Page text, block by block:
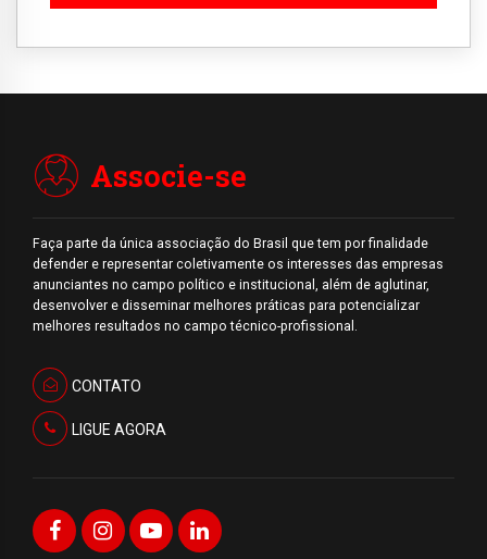
Associe-se
Faça parte da única associação do Brasil que tem por finalidade
defender e representar coletivamente os interesses das empresas
anunciantes no campo político e institucional, além de aglutinar,
desenvolver e disseminar melhores práticas para potencializar
melhores resultados no campo técnico-profissional.
CONTATO
LIGUE AGORA